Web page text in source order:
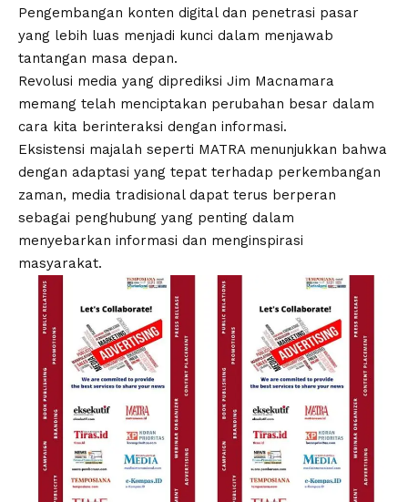
Pengembangan konten digital dan penetrasi pasar
yang lebih luas menjadi kunci dalam menjawab
tantangan masa depan.
Revolusi media yang diprediksi Jim Macnamara
memang telah menciptakan perubahan besar dalam
cara kita berinteraksi dengan informasi.
Eksistensi majalah seperti MATRA menunjukkan bahwa
dengan adaptasi yang tepat terhadap perkembangan
zaman, media tradisional dapat terus berperan
sebagai penghubung yang penting dalam
menyebarkan informasi dan menginspirasi
masyarakat.